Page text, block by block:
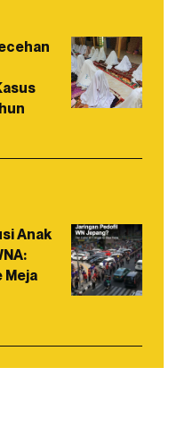
Anak
Meja